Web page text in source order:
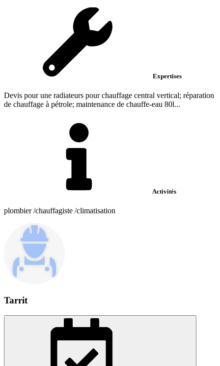
Expertises
Devis pour une radiateurs pour chauffage central vertical; réparation
de chauffage à pétrole; maintenance de chauffe-eau 80l...
Activités
plombier /chauffagiste /climatisation
Tarrit